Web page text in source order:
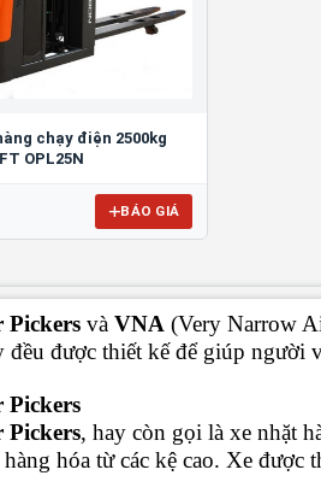
chạy điện 2500kg
OPL25N
BÁO GIÁ
Pickers và VNA (Very Narrow
đều được thiết kế để giúp người
Pickers
Pickers, hay còn gọi là xe nhặt
hàng hóa từ các kệ cao. Xe